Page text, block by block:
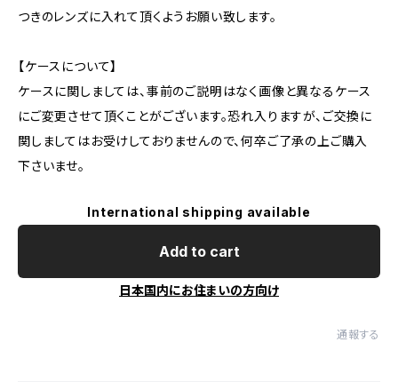
つきのレンズに入れて頂くようお願い致します。
【ケースについて】
ケースに関しましては、事前のご説明はなく画像と異なるケース
にご変更させて頂くことがございます。恐れ入りますが、ご交換に
関しましてはお受けしておりませんので、何卒ご了承の上ご購入
下さいませ。
International shipping available
Add to cart
日本国内にお住まいの方向け
通報する